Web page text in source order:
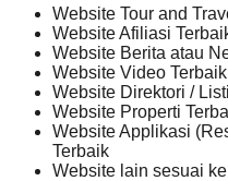
Website Tour and
Website Afiliasi
Website Berita atau
Website Video Terbaik
Website Direktori /
Website Properti
Website Applikasi
Terbaik
Website lain sesuai